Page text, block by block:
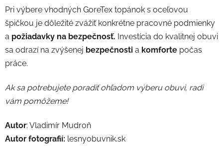
Pri výbere vhodných GoreTex topánok s oceľovou
špičkou je dôležité zvážiť konkrétne pracovné podmienky
a požiadavky na bezpečnosť. Investícia do kvalitnej obuvi
sa odrazí na zvýšenej bezpečnosti a komforte počas
práce.
Ak sa potrebujete poradiť ohľadom výberu obuvi, radi
vám pomôžeme!
Autor: Vladimír Mudroň
Autor fotografií: lesnyobuvnik.sk